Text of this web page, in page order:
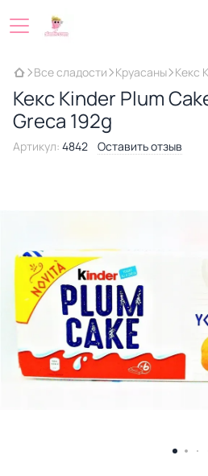
Все сладости Круасаны Кекс
Кекс Kinder Plum
Greca 192g
Артикул: 4842 Оставить отзыв